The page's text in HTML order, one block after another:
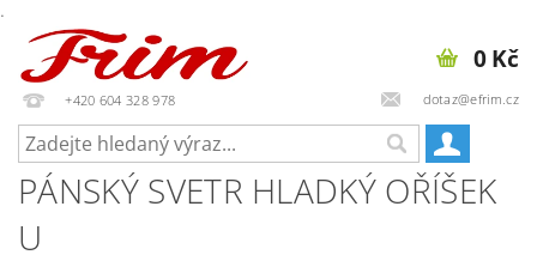
.
+420 604 328 978 dotaz@efrim.cz
0 Kč
PÁNSKÝ SVETR HLADKÝ OŘÍŠEK
U